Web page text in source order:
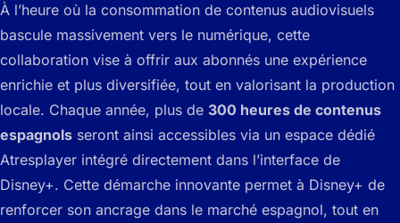
À l’heure où la consommation de contenus audiovisuels
bascule massivement vers le numérique, cette
collaboration vise à offrir aux abonnés une expérience
enrichie et plus diversifiée, tout en valorisant la production
locale. Chaque année, plus de 300 heures de contenus
espagnols seront ainsi accessibles via un espace dédié
Atresplayer intégré directement dans l’interface de
Disney+. Cette démarche innovante permet à Disney+ de
renforcer son ancrage dans le marché espagnol, tout en